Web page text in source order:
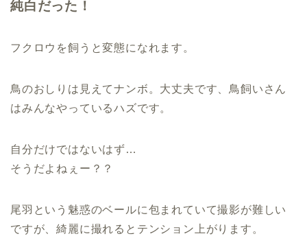
純白だった！
フクロウを飼うと変態になれます。
鳥のおしりは見えてナンボ。大丈夫です、鳥飼いさん
はみんなやっているハズです。
自分だけではないはず…
そうだよねぇー？？
尾羽という魅惑のベールに包まれていて撮影が難しい
ですが、綺麗に撮れるとテンション上がります。